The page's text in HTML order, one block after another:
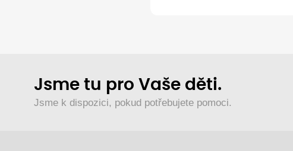
Jsme tu pro Vaše děti.
Jsme k dispozici, pokud potřebujete pomoci.